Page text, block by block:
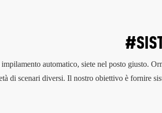
impilamento automatico, siete nel posto giusto.
di scenari diversi. Il nostro obiettivo è fornire